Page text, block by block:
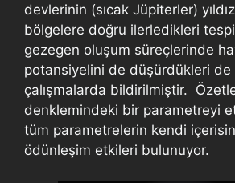
devlerinin (sıcak Jüpiterler)
bölgelere doğru ilerledikleri
gezegen oluşum süreçlerinde
potansiyelini de düşürdükleri de
çalışmalarda bildirilmiştir.
denklemindeki bir parametreyi
tüm parametrelerin kendi
ödünleşim etkileri bulunuyor.